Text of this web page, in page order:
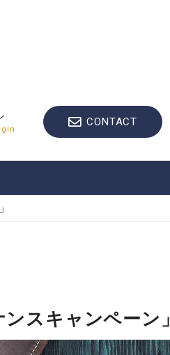
CONTACT
スキャンペーン」